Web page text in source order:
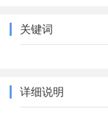
关键词
详细说明